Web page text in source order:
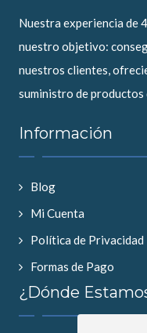
Nuestra experiencia de
nuestro objetivo:
nuestros clientes,
suministro de productos
Información
Blog
Mi Cuenta
Política de Privacidad
Formas de Pago
¿Dónde